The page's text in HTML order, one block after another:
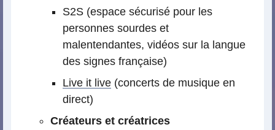
S2S (espace sécurisé pour les
personnes sourdes et
malentendantes, vidéos sur la langue
des signes française)
Live it live (concerts de musique en
direct)
Créateurs et créatrices